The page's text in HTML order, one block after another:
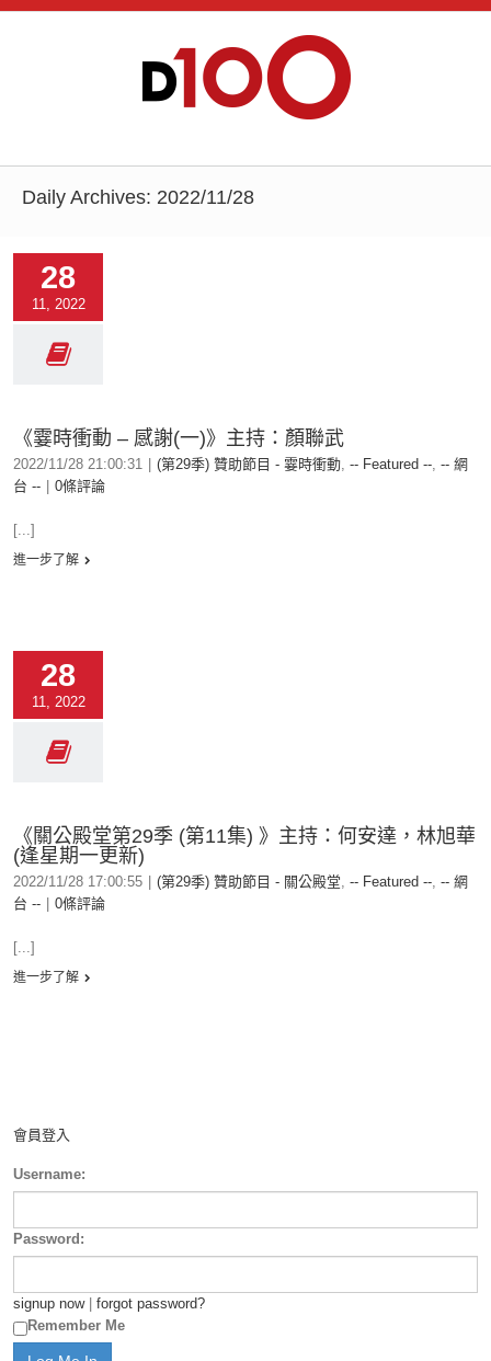
Daily Archives: 2022/11/28
28
11, 2022
《霎時衝動 – 感謝(一)》主持：顏聯武
2022/11/28 21:00:31 (第29季) 贊助節目 - 霎時衝動, -- Featured --, -- 網
台 --
0條評論
[...]
進一步了解
28
11, 2022
《關公殿堂第29季 (第11集) 》主持：何安達，林旭華
(逢星期一更新)
2022/11/28 17:00:55 (第29季) 贊助節目 - 關公殿堂, -- Featured --, -- 網
台 --
0條評論
[...]
進一步了解
會員登入
Username:
Password:
signup now| forgot password?
Remember Me